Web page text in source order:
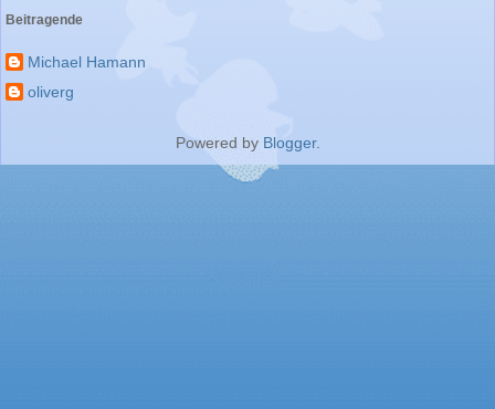
Beitragende
Michael Hamann
oliverg
Powered by Blogger.